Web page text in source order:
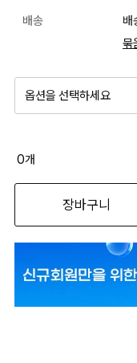
배송
배
묶
옵션을 선택하세요
0개
장바구니